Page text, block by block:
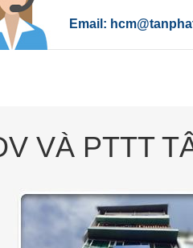
VÀ PTTT